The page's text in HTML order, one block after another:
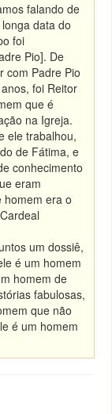
falando de
data do
foi
Pio]. De
com Padre Pio
foi Reitor
que é
na Igreja.
ele trabalhou,
de Fátima, e
conhecimento
eram
homem era o
um dossiê,
é um homem
homem de
fabulosas,
que não
é um homem